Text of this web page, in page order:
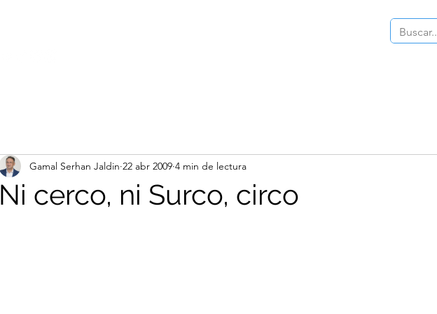
Ni cerco, ni Surco, circo
Gamal Serhan Jaldin 22 abr 2009 4 min de lectura